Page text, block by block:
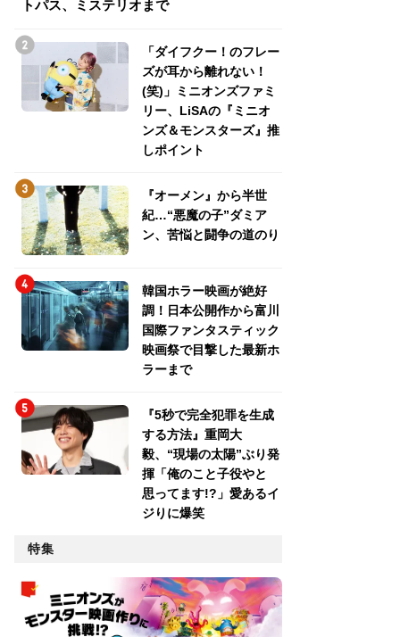
トパス、ミステリオまで
「ダイフクー！のフレー
ズが耳から離れない！
(笑)」ミニオンズファミ
リー、LiSAの『ミニオ
ンズ＆モンスターズ』推
しポイント
『オーメン』から半世
紀…“悪魔の子”ダミア
ン、苦悩と闘争の道のり
韓国ホラー映画が絶好
調！日本公開作から富川
国際ファンタスティック
映画祭で目撃した最新ホ
ラーまで
『5秒で完全犯罪を生成
する方法』重岡大
毅、“現場の太陽”ぶり発
揮「俺のこと子役やと
思ってます!?」愛あるイ
ジりに爆笑
特集